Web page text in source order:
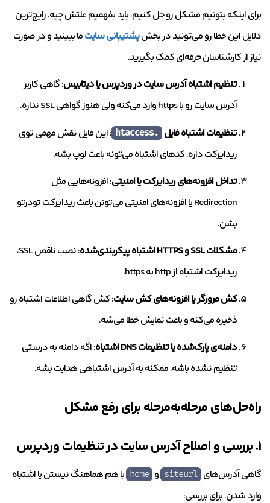
برای اینکه بتونیم مشکل رو حل کنیم، باید بفهمیم علتش چیه. رایج‌ترین
دلایل این خطا رو می‌تونید در بخشپشتیبانی سایتما ببینید و در صورت
نیاز از کارشناسان حرفه‌ای کمک بگیرید.
تنظیم اشتباه آدرس سایت در وردپرس یا دیتابیس: گاهی کاربر
آدرس سایت رو با https وارد می‌کنه ولی هنوز گواهی SSL نداره.
تنظیمات اشتباه فایل .htaccess
: این فایل نقش مهمی توی
ریدایرکت داره. کدهای اشتباه می‌تونه باعث لوپ بشه.
تداخل افزونه‌های ریدایرکت یا امنیتی: افزونه‌هایی مثل
Redirection یا افزونه‌های امنیتی می‌تونن باعث ریدایرکت تودرتو
بشن.
مشکلات SSL و HTTPS اشتباه پیکربندی‌شده
: نصب ناقص SSL،
ریدایرکت اشتباه از http به https.
کش مرورگر یا افزونه‌های کش سایت: کش گاهی اطلاعات اشتباه رو
ذخیره می‌کنه و باعث نمایش خطا می‌شه.
دامنه‌ی پارک‌شده یا تنظیمات DNS اشتباه
: اگه دامنه به درستی
تنظیم نشده باشه، ممکنه به آدرس اشتباهی هدایت بشه.
راه‌حل‌های مرحله‌به‌مرحله برای رفع مشکل
۱. بررسی و اصلاح آدرس سایت در تنظیمات وردپرس
گاهی آدرس‌های siteurl و home با هم هماهنگ نیستن یا اشتباه
وارد شدن. برای بررسی: